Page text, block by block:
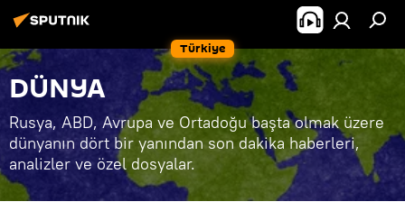
Türkiye
DÜNYA
Rusya, ABD, Avrupa ve Ortadoğu başta olmak üzere
dünyanın dört bir yanından son dakika haberleri,
analizler ve özel dosyalar.